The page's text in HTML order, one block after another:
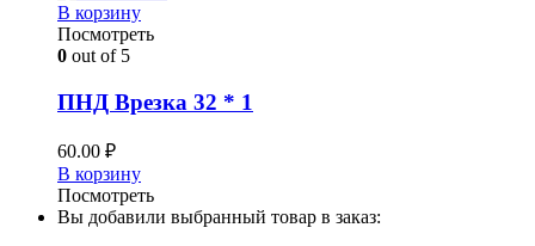
В корзину
Посмотреть
0 out of 5
ПНД Врезка 32 * 1
60.00 ₽
В корзину
Посмотреть
Вы добавили выбранный товар в заказ: